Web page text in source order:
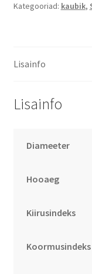
Kategooriad: kaubik,
Lisainfo
Lisainfo
Diameeter
Hooaeg
Kiirusindeks
Koormusindeks